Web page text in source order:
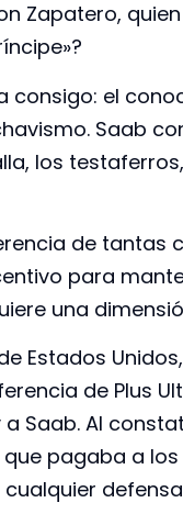
Zapatero,
consigo: el
Saab
los
de tantas
para
una
Estados
de Plus
Saab. Al
pagaba a